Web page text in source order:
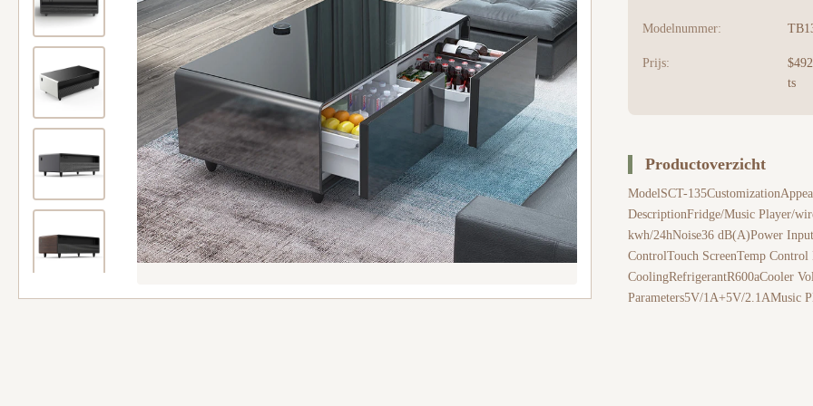
Modelnummer:
Prijs:
ts
Productoverzicht
ModelSCT-
DescriptionFridge/Music Player/
kwh/24hNoise36 dB(A)Power
ControlTouch ScreenTemp
CoolingRefrigerantR600aCooler
Parameters5V/1A+5V/2.1AMusic